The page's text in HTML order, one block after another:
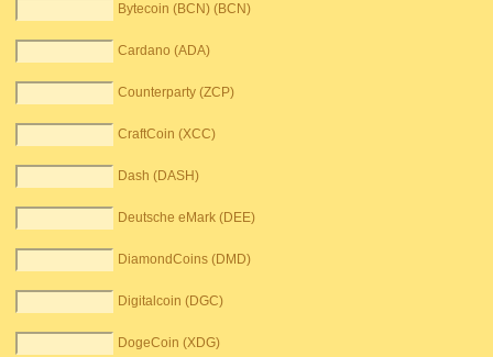
Bytecoin (BCN) (BCN)
Cardano (ADA)
Counterparty (ZCP)
CraftCoin (XCC)
Dash (DASH)
Deutsche eMark (DEE)
DiamondCoins (DMD)
Digitalcoin (DGC)
DogeCoin (XDG)